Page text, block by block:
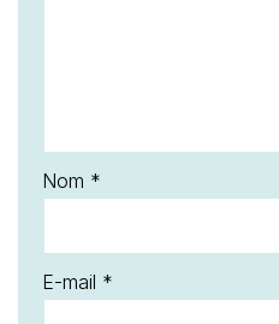
Nom *
E-mail *